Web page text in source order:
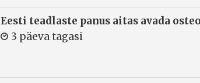
Eesti teadlaste panus aitas avada
3 päeva tagasi